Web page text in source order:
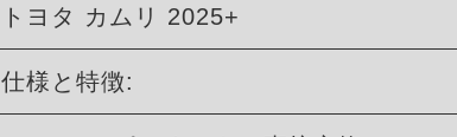
トヨタ カムリ 2025+
仕様と特徴: